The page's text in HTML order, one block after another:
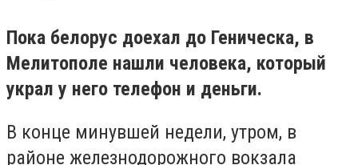
Пока белорус доехал до Геническа, в
Мелитополе нашли человека, который
украл у него телефон и деньги.
В конце минувшей недели, утром, в
районе железнодорожного вокзала